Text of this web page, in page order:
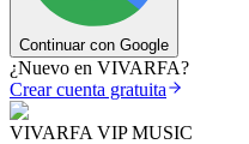
Continuar con Google
¿Nuevo en VIVARFA?
Crear cuenta gratuita
VIVARFA VIP MUSIC